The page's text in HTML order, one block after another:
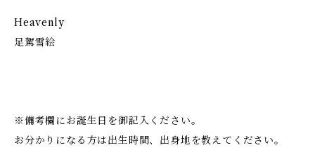
Heavenly
足駕雪絵
※備考欄にお誕生日を御記入ください。
お分かりになる方は出生時間、出身地を教えてください。